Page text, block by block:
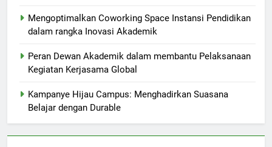
Mengoptimalkan Coworking Space Instansi Pendidikan
dalam rangka Inovasi Akademik
Peran Dewan Akademik dalam membantu Pelaksanaan
Kegiatan Kerjasama Global
Kampanye Hijau Campus: Menghadirkan Suasana
Belajar dengan Durable